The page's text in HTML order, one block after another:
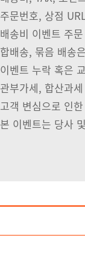
주문번호, 상점
배송비 이벤트 주
합배송, 묶음 배송
이벤트 누락 혹은
관부가세, 합산과
고객 변심으로 인
본 이벤트는 당사